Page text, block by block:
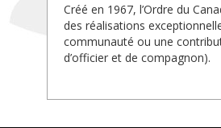
Créé en 1967, l’Ordre du
des réalisations
communauté ou une
d’officier et de compagnon).